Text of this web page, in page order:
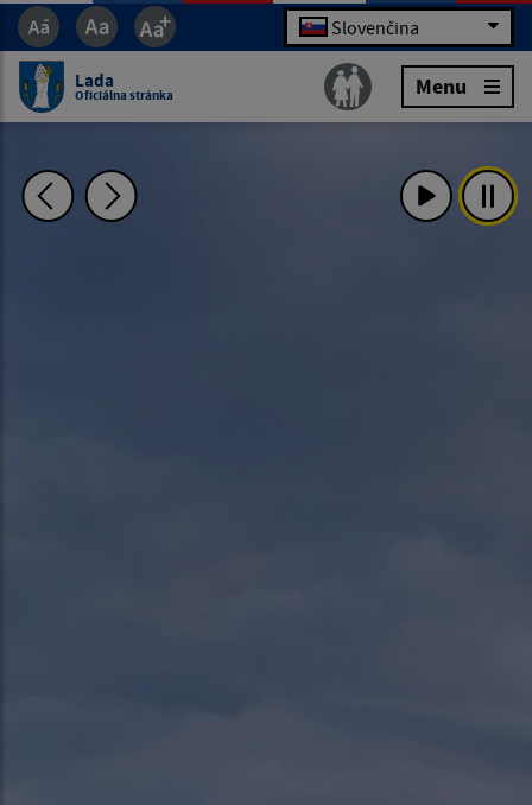
Slovenčina
Lada
Oficiálna stránka Menu